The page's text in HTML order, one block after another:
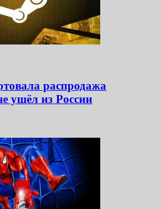
распродажа
ушёл из России